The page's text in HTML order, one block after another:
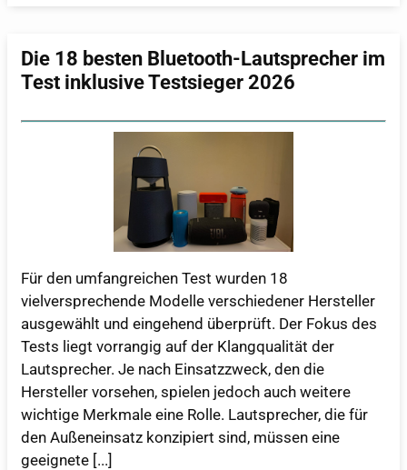
Die 18 besten Bluetooth-Lautsprecher im
Test inklusive Testsieger 2026
Für den umfangreichen Test wurden 18
vielversprechende Modelle verschiedener Hersteller
ausgewählt und eingehend überprüft. Der Fokus des
Tests liegt vorrangig auf der Klangqualität der
Lautsprecher. Je nach Einsatzzweck, den die
Hersteller vorsehen, spielen jedoch auch weitere
wichtige Merkmale eine Rolle. Lautsprecher, die für
den Außeneinsatz konzipiert sind, müssen eine
geeignete [...]